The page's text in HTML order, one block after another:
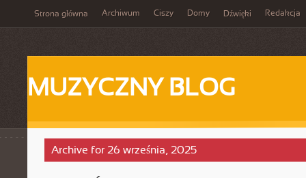
Strona główna Archiwum Ciszy Domy Dźwięki Redakcja
MUZYCZNY BLOG
Archive for 26 września, 2025